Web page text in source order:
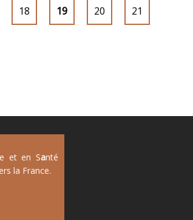
18 19 20 21
et en Santé
la France.